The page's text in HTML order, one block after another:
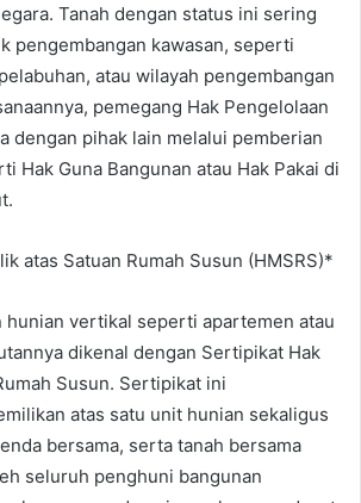
Tanah dengan status ini sering
pengembangan kawasan, seperti
atau wilayah pengembangan
pemegang Hak Pengelolaan
dengan pihak lain melalui pemberian
Hak Guna Bangunan atau Hak Pakai di
atas Satuan Rumah Susun (HMSRS)*
hunian vertikal seperti apartemen atau
dikenal dengan Sertipikat Hak
Susun. Sertipikat ini
atas satu unit hunian sekaligus
bersama, serta tanah bersama
seluruh penghuni bangunan